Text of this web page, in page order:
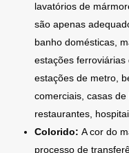
lavatórios de
são apenas
banho domésticas,
estações ferroviárias
estações de metro,
comerciais, casas
restaurantes,
Colorido: A cor do
processo de